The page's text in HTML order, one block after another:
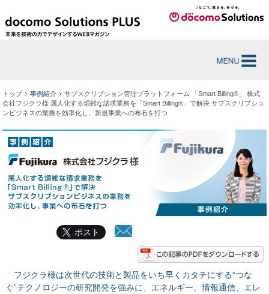
トップ 事例紹介
サブスクリプション管理プラットフォーム 「Smart Billing®」 株式
会社フジクラ様 属人化する煩雑な請求業務を「Smart Billing®」で解決 サブスクリプショ
ンビジネスの業務を効率化し、新規事業への布石を打つ
ポスト
フジクラ様は次世代の技術と製品をいち早くカタチにする“つな
ぐ”テクノロジーの研究開発を強みに、エネルギー、情報通信、エレ